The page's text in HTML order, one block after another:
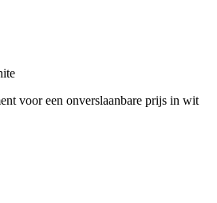
voor een onverslaanbare prijs in wit